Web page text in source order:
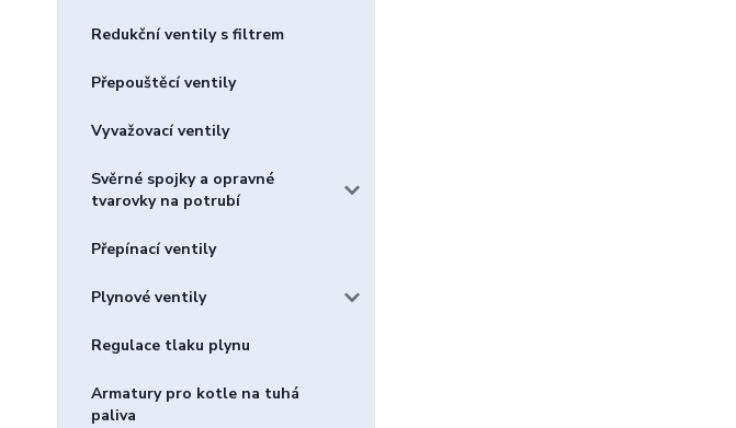
Redukční ventily s filtrem
Přepouštěcí ventily
Vyvažovací ventily
Svěrné spojky a opravné
tvarovky na potrubí
Přepínací ventily
Plynové ventily
Regulace tlaku plynu
Armatury pro kotle na tuhá
paliva